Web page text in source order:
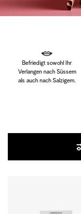
Befriedigt sowohl Ihr
Verlangen nach Süssem
als auch nach Salzigem.